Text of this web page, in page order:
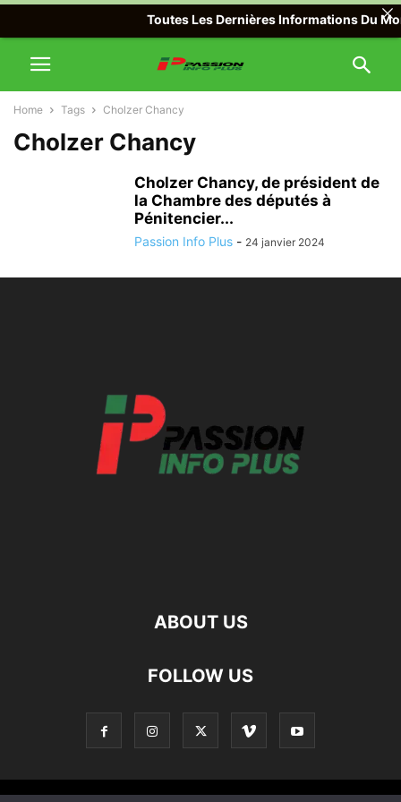
Home Tags Cholzer Chancy
Cholzer Chancy
Cholzer Chancy, de président de
la Chambre des députés à
Pénitencier...
Passion Info Plus - 24 janvier 2024
ABOUT US
FOLLOW US
Toutes Les Dernières Informations Du